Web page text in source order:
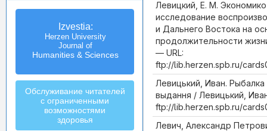
Известия
Российского государственного
педагогического университета
им. А.И. Герцена
Izvestia:
Herzen University
Journal of
Humanities & Sciences
Обслуживание читателей
с ограниченными
возможностями
здоровья
Левицкий, Е. М.
исследование
и Дальнего Востока на
продолжительности
— URL:
ftp://lib.herzen.spb.ru/
Левицький, Иван.
выдання / Левицький,
ftp://lib.herzen.spb.ru/
Левич, Александр